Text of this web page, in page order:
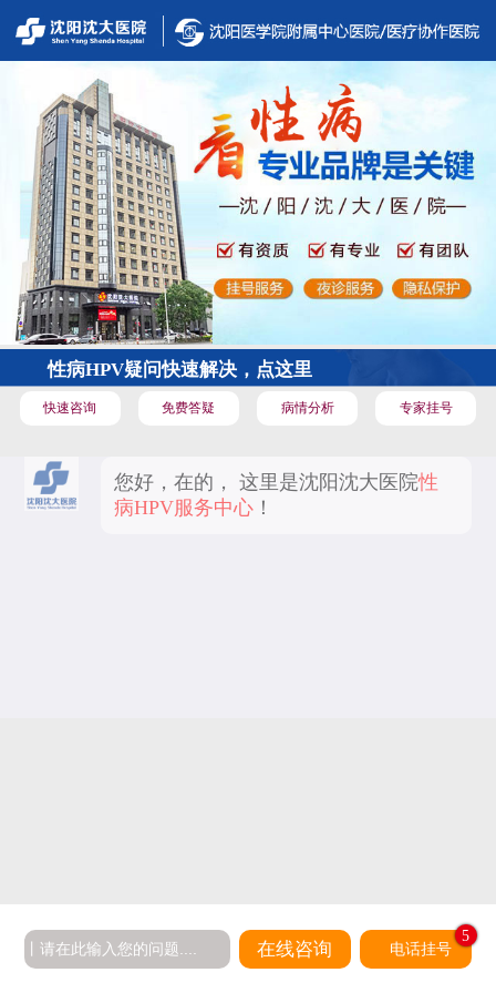
性病HPV疑问快速解决，点这里
快速咨询 免费答疑 病情分析 专家挂号
您好，在的， 这里是沈阳沈大医院性
病HPV服务中心 ！
在线咨询 电话挂号
5